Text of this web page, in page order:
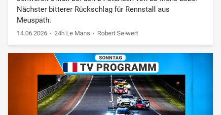
Nächster bitterer Rückschlag für Rennstall aus
Meuspath.
14.06.2026 24h Le Mans Robert Seiwert